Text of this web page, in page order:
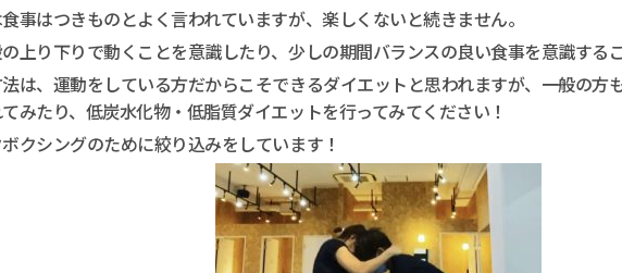
事はつきものとよく言われていますが、楽しくないと続きません。
上り下りで動くことを意識したり、少しの期間バランスの良い食事を意識する
は、運動をしている方だからこそできるダイエットと思われますが、一般の方
みたり、低炭水化物・低脂質ダイエットを行ってみてください！
クシングのために絞り込みをしています！